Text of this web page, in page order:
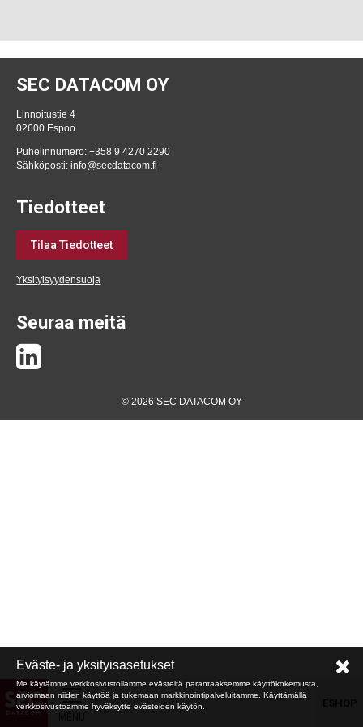
SEC DATACOM OY
Linnoitustie 4
02600 Espoo
Puhelinnumero: +358 9 4270 2290
Sähköposti:info@secdatacom.fi
Tiedotteet
Tilaa Tiedotteet
Yksityisyydensuoja
Seuraa meitä
© 2026 SEC DATACOM OY
Eväste- ja yksityisasetukset
Me käytämme verkkosivustollamme evästeitä parantaaksemme käyttökokemusta,
arviomaan niiden käyttöä ja tukemaan markkinointipalveluitamme. Käyttämällä
verkkosivustoamme hyväksytte evästeiden käytön.